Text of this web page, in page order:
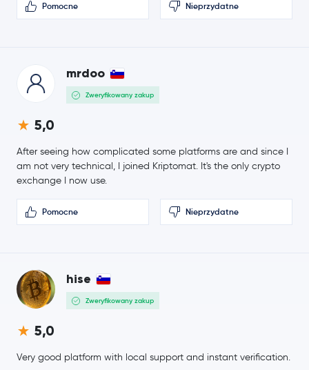
Pomocne Nieprzydatne
mrdoo
Zweryfikowany zakup
5,0
After seeing how complicated some platforms are and since I
am not very technical, I joined Kriptomat. It's the only crypto
exchange I now use.
Pomocne Nieprzydatne
hise
Zweryfikowany zakup
5,0
Very good platform with local support and instant verification.